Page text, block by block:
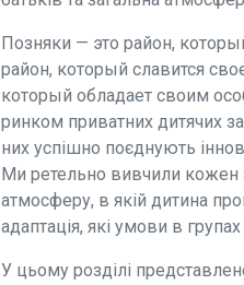
Позняки — это район,
район, который славится
который обладает своим
ринком приватних дитячих
них успішно поєднують
Ми ретельно вивчили кожен
атмосферу, в якій дитина
адаптація, які умови в
У цьому розділі